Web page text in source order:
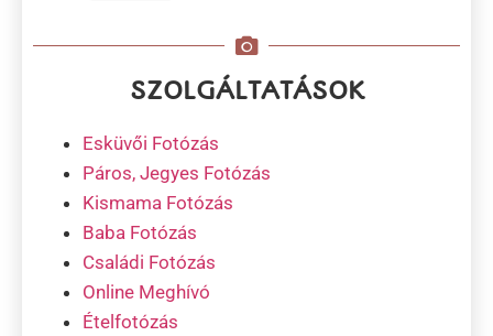
DJ FEREE - Hivatalos
Modern Rendezvény & Esküvő DJ Szolgáltatás
1 helyen